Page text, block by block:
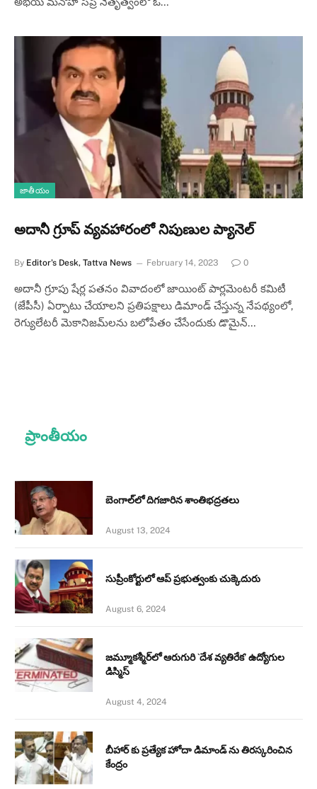
జాతీయం
అదానీ గ్రూప్ వ్యవహారంలో నిపుణుల ప్యానెల్‌
By Editor's Desk, Tattva News February 14, 2023 0
అదానీ గ్రూపు షేర్ల పతనం వివాదంలో జాయింట్ పార్లమెంటరీ కమిటీ
(జేపీసీ) ఏర్పాటు చేయాలని ప్రతిపక్షాలు డిమాండ్ చేస్తున్న నేపథ్యంలో,
రెగ్యులేటరీ మెకానిజమ్‌లను బలోపేతం చేసేందుకు డొమైన్…
ప్రాంతీయం
బెంగాల్‌లో దిగజారిన శాంతిభద్రతలు
August 13, 2024
సుప్రీంకోర్టులో ఆప్ ప్రభుత్వంకు చుక్కెదురు
August 6, 2024
జమ్మూకశ్మీర్‌లో ఆరుగురి `దేశ వ్యతిరేక’ ఉద్యోగుల
డిస్మిస్‌
August 4, 2024
బీహార్ కు ప్రత్యేక హోదా డిమాండ్ ను తిరస్కరించిన
కేంద్రం